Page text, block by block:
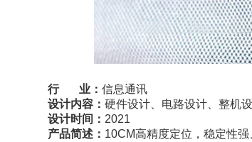
行 业：信息通讯
设计内容：硬件设计、电路设计、整机
设计时间： 2021
产品简述： 10CM高精度定位，稳定性